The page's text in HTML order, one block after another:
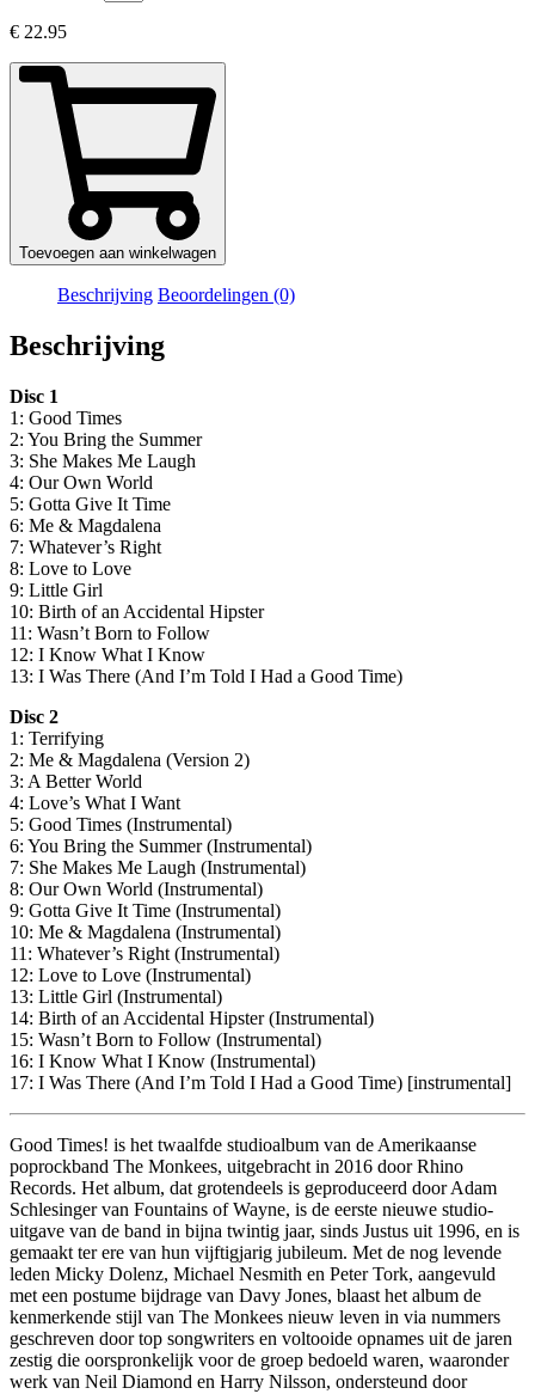
€ 22.95
Toevoegen aan winkelwagen
Beschrijving Beoordelingen (0)
Beschrijving
Disc 1
1: Good Times
2: You Bring the Summer
3: She Makes Me Laugh
4: Our Own World
5: Gotta Give It Time
6: Me & Magdalena
7: Whatever’s Right
8: Love to Love
9: Little Girl
10: Birth of an Accidental Hipster
11: Wasn’t Born to Follow
12: I Know What I Know
13: I Was There (And I’m Told I Had a Good Time)
Disc 2
1: Terrifying
2: Me & Magdalena (Version 2)
3: A Better World
4: Love’s What I Want
5: Good Times (Instrumental)
6: You Bring the Summer (Instrumental)
7: She Makes Me Laugh (Instrumental)
8: Our Own World (Instrumental)
9: Gotta Give It Time (Instrumental)
10: Me & Magdalena (Instrumental)
11: Whatever’s Right (Instrumental)
12: Love to Love (Instrumental)
13: Little Girl (Instrumental)
14: Birth of an Accidental Hipster (Instrumental)
15: Wasn’t Born to Follow (Instrumental)
16: I Know What I Know (Instrumental)
17: I Was There (And I’m Told I Had a Good Time) [instrumental]
Good Times! is het twaalfde studioalbum van de Amerikaanse
poprockband The Monkees, uitgebracht in 2016 door Rhino
Records. Het album, dat grotendeels is geproduceerd door Adam
Schlesinger van Fountains of Wayne, is de eerste nieuwe studio-
uitgave van de band in bijna twintig jaar, sinds Justus uit 1996, en is
gemaakt ter ere van hun vijftigjarig jubileum. Met de nog levende
leden Micky Dolenz, Michael Nesmith en Peter Tork, aangevuld
met een postume bijdrage van Davy Jones, blaast het album de
kenmerkende stijl van The Monkees nieuw leven in via nummers
geschreven door top songwriters en voltooide opnames uit de jaren
zestig die oorspronkelijk voor de groep bedoeld waren, waaronder
werk van Neil Diamond en Harry Nilsson, ondersteund door